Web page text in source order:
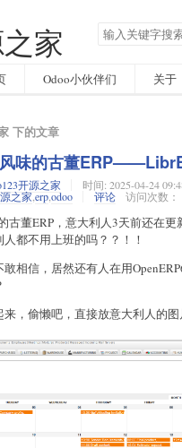
家 搜
索
字
Odoo小伙伴们 关于
下的文章
味的古董
开源之家 时间: 2025-04-24
之家 erpodoo 评论 访问次数：
古董ERP，意大利人3天前还在更
都不用上班的吗？？！！
相信，居然还有人在用
，偷懒吧，直接放意大利人的